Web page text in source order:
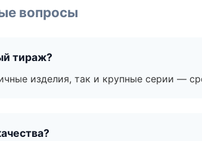
вопросы
тираж?
изделия, так и крупные серии —